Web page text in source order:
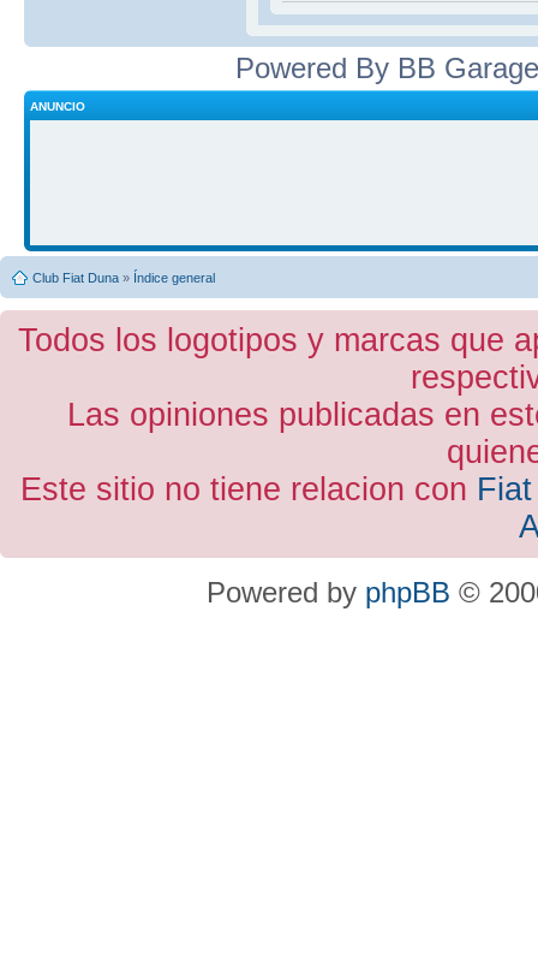
Powered By BB
ANUNCIO
Club Fiat Duna » Índice general
Todos los logotipos y marcas que
Las opiniones publicadas en
Este sitio no tiene relacion con
Powered by phpBB ©